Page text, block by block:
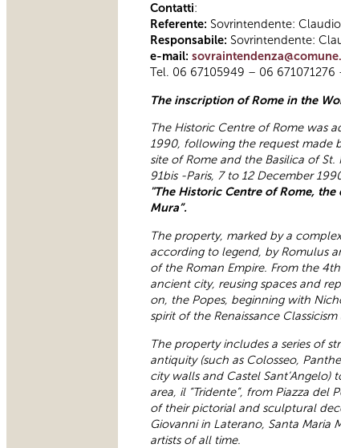
Contatti:
Referente: Sovrintendente:
Responsabile: Sovrintendente:
e-mail:
Tel. 06 67105949 – 06
The inscription of Rome in the
The Historic Centre of Rome was
1990, following the request made
site of Rome and the Basilica of
91bis -Paris, 7 to 12 December
"The Historic Centre of Rome,
Mura”.
The property, marked by a
according to legend, by Romulus
of the Roman Empire. From the
ancient city, reusing spaces and
on, the Popes, beginning with
spirit of the Renaissance
The property includes a series of
antiquity (such as Colosseo,
city walls and Castel
area, il “Tridente”, from Piazza
of their pictorial and sculptural
Giovanni in Laterano, Santa Maria
artists of all time.